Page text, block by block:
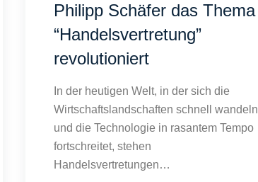
Philipp Schäfer das Thema
“Handelsvertretung”
revolutioniert
In der heutigen Welt, in der sich die
Wirtschaftslandschaften schnell wandeln
und die Technologie in rasantem Tempo
fortschreitet, stehen
Handelsvertretungen…